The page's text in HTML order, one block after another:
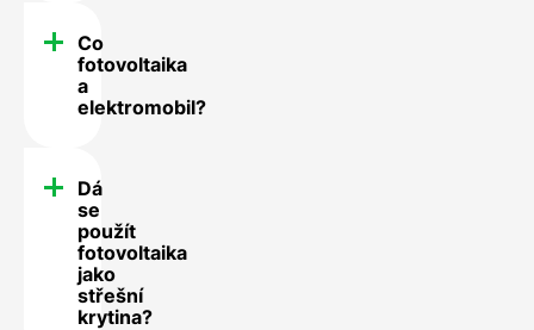
Co
fotovoltaika
a
elektromobil?
Dá
se
použít
fotovoltaika
jako
střešní
krytina?